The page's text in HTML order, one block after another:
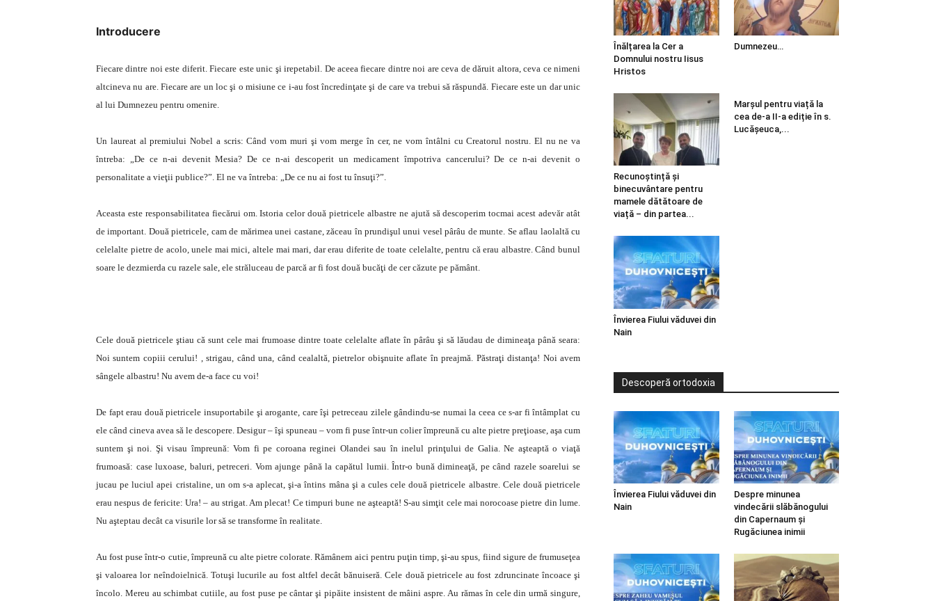
Introducere
Fiecare dintre noi este diferit. Fiecare este unic şi irepetabil. De aceea fiecare dintre noi are ceva de dăruit altora, ceva ce nimeni
altcineva nu are. Fiecare are un loc şi o misiune ce i-au fost încredinţate şi de care va trebui să răspundă. Fiecare este un dar unic
al lui Dumnezeu pentru omenire.
Un laureat al premiului Nobel a scris: Când vom muri şi vom merge în cer, ne vom întâlni cu Creatorul nostru. El nu ne va
întreba: „De ce n-ai devenit Mesia? De ce n-ai descoperit un medicament împotriva cancerului? De ce n-ai devenit o
personalitate a vieţii publice?”. El ne va întreba: „De ce nu ai fost tu însuţi?”.
Aceasta este responsabilitatea fiecărui om. Istoria celor două pietricele albastre ne ajută să descoperim tocmai acest adevăr atât
de important. Două pietricele, cam de mărimea unei castane, zăceau în prundişul unui vesel pârâu de munte. Se aflau laolaltă cu
celelalte pietre de acolo, unele mai mici, altele mai mari, dar erau diferite de toate celelalte, pentru că erau albastre. Când bunul
soare le dezmierda cu razele sale, ele străluceau de parcă ar fi fost două bucăţi de cer căzute pe pământ.
Cele două pietricele ştiau că sunt cele mai frumoase dintre toate celelalte aflate în pârâu şi să lăudau de dimineaţa până seara:
Noi suntem copiii cerului! , strigau, când una, când cealaltă, pietrelor obişnuite aflate în preajmă. Păstraţi distanţa! Noi avem
sângele albastru! Nu avem de-a face cu voi!
De fapt erau două pietricele insuportabile şi arogante, care îşi petreceau zilele gândindu-se numai la ceea ce s-ar fi întâmplat cu
ele când cineva avea să le descopere. Desigur – îşi spuneau – vom fi puse într-un colier împreună cu alte pietre preţioase, aşa cum
suntem şi noi. Şi visau împreună: Vom fi pe coroana reginei Olandei sau în inelul prinţului de Galia. Ne aşteaptă o viaţă
frumoasă: case luxoase, baluri, petreceri. Vom ajunge până la capătul lumii. Într-o bună dimineaţă, pe când razele soarelui se
jucau pe luciul apei cristaline, un om s-a aplecat, şi-a întins mâna şi a cules cele două pietricele albastre. Cele două pietricele
erau nespus de fericite: Ura! – au strigat. Am plecat! Ce timpuri bune ne aşteaptă! S-au simţit cele mai norocoase pietre din lume.
Nu aşteptau decât ca visurile lor să se transforme în realitate.
Au fost puse într-o cutie, împreună cu alte pietre colorate. Rămânem aici pentru puţin timp, şi-au spus, fiind sigure de frumuseţea
şi valoarea lor neîndoielnică. Totuşi lucurile au fost altfel decât bănuiseră. Cele două pietricele au fost zdruncinate încoace şi
încolo. Mereu au schimbat cutiile, au fost puse pe cântar şi pipăite insistent de mâini aspre. Au rămas în cele din urmă singure,
Înălțarea la Cer a
Domnului nostru Iisus
Hristos
Dumnezeu…
Recunoștință și
binecuvântare pentru
mamele dătătoare de
viață – din partea...
Marșul pentru viață la
cea de-a II-a ediție în s.
Lucășeuca,...
Învierea Fiului văduvei din
Nain
Descoperă ortodoxia
Învierea Fiului văduvei din
Nain
Despre minunea
vindecării slăbănogului
din Capernaum și
Rugăciunea inimii